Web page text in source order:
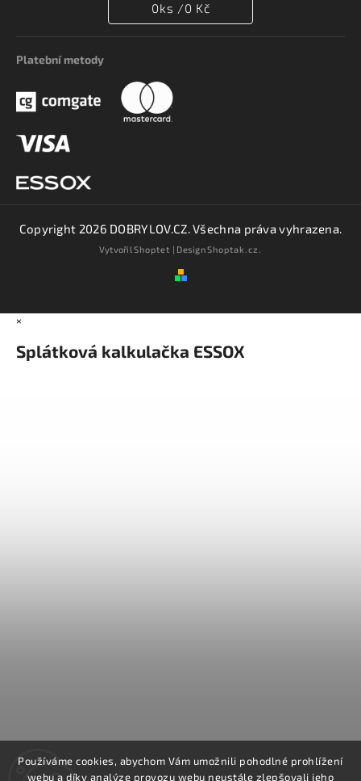
Používáme cookies, abychom Vám umožnili pohodlné prohlížení
webu a díky analýze provozu webu neustále zlepšovali jeho
0ks /0 Kč
Platební metody
Copyright 2026 DOBRYLOV.CZ. Všechna práva vyhrazena.
VytvořilShoptet | DesignShoptak.cz.
×
Splátková kalkulačka ESSOX